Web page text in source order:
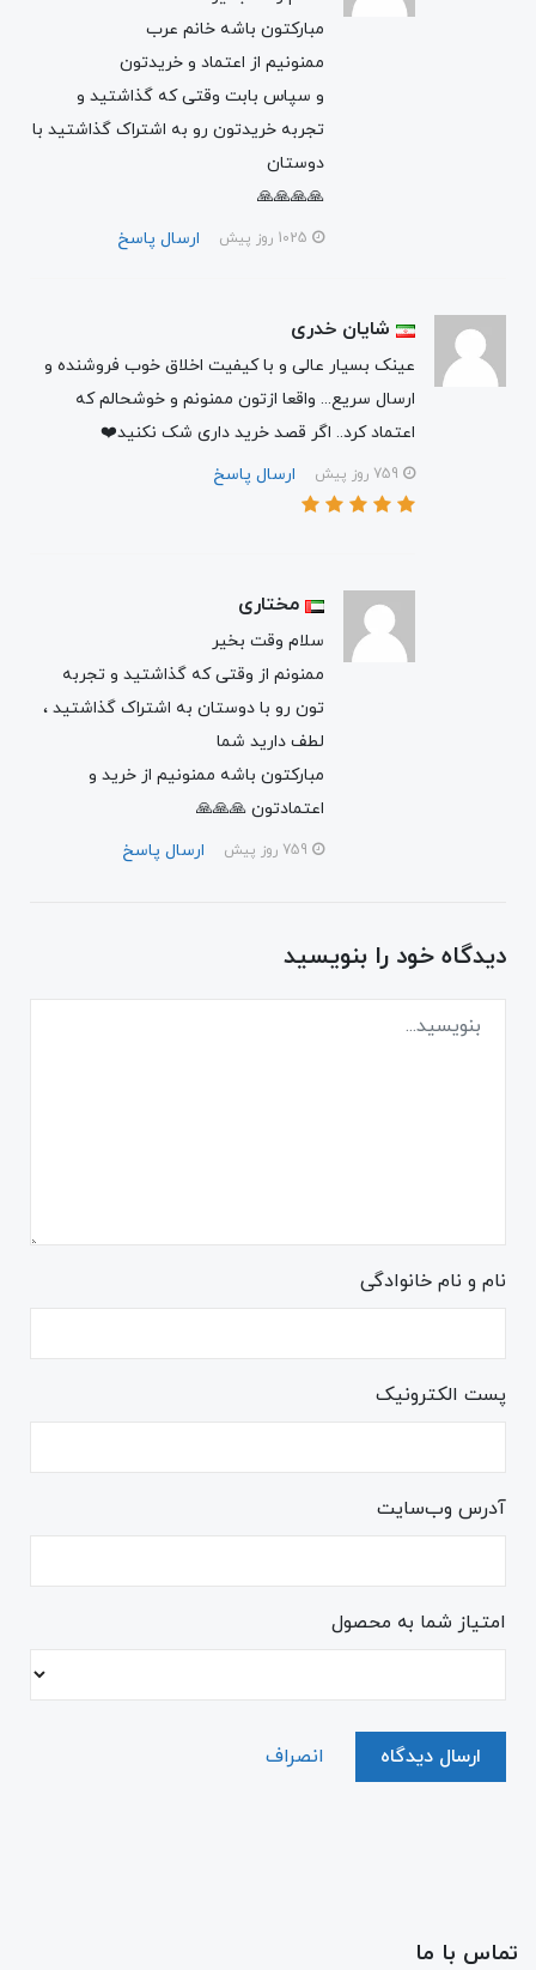
مبارکتون باشه خانم عرب
ممنونیم از اعتماد و خریدتون
و سپاس بابت وقتی که گذاشتید و
تجربه خریدتون رو به اشتراک گذاشتید با
دوستان
🙏🙏🙏🙏
ارسال پاسخ
شایان خدری
عینک بسیار عالی و با کیفیت اخلاق خوب فروشنده و
ارسال سریع... واقعا ازتون ممنونم و خوشحالم که
اعتماد کرد.. اگر قصد خرید داری شک نکنید❤️
ارسال پاسخ
مختاری
سلام وقت بخیر
ممنونم از وقتی که گذاشتید و تجربه
تون رو با دوستان به اشتراک گذاشتید ،
لطف دارید شما
مبارکتون باشه ممنونیم از خرید و
اعتمادتون 🙏🙏🙏
ارسال پاسخ
دیدگاه خود را بنویسید
نام و نام خانوادگی
پست الکترونیک
آدرس وب‌سایت
امتیاز شما به محصول
ارسال دیدگاه انصراف
تماس با ما